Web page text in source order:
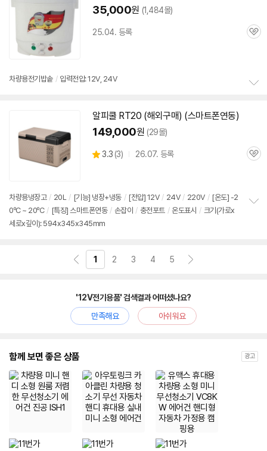
35,000원 (1,484몰)
25.04. 등록
관
차량용전기 밥솥 / 입력전압:12V, 24V
알피쿨 RT20 (해외구매) (스마트폰연동)
149,000원 (29몰)
별
3.3 (상
뷰
3) 26.07. 등록
관
차량용냉장고 / 20L / [기능] 냉장+냉동 / [전압] 12V / 24V / 220V / [온도] -2
0ºC ~ 20ºC / [특징] 스마트폰연동 / 손잡이 / 충전포트 / 온도표시 / 크기(가로x
세로x깊이): 594x345x345mm
1 2 3 4 5
'12V전기용품' 검색결과 어떠셨나요?
만족해요
아쉬워요
함께 보면 좋은 상품 광고